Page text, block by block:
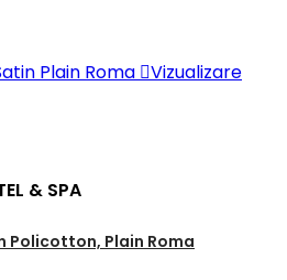
Vizualizare
& SPA
Policotton, Plain Roma